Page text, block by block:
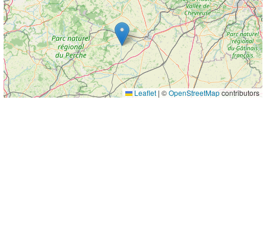
Leaflet | ©OpenStreetMapcontributors